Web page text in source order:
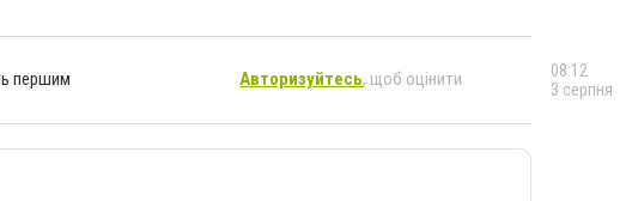
першим Авторизуйтесь, щоб оцінити
08:12
3 серпня